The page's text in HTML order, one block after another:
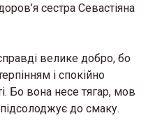
сестра Севастіяна
велике добро, бо
і спокійно
Бо вона несе тягар, мов
підсолоджує до смаку.